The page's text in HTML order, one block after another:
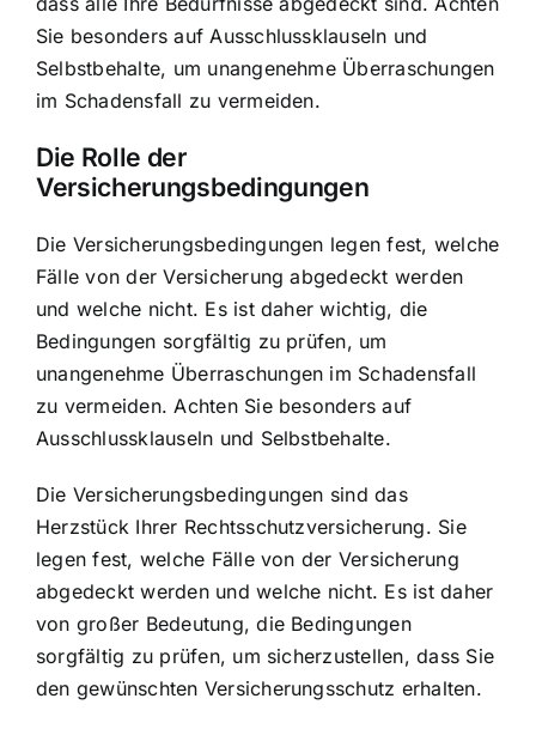
Sie besonders auf Ausschlussklauseln und
Selbstbehalte, um unangenehme Überraschungen
im Schadensfall zu vermeiden.
Die Rolle der
Versicherungsbedingungen
Die Versicherungsbedingungen legen fest, welche
Fälle von der Versicherung abgedeckt werden
und welche nicht. Es ist daher wichtig, die
Bedingungen sorgfältig zu prüfen, um
unangenehme Überraschungen im Schadensfall
zu vermeiden. Achten Sie besonders auf
Ausschlussklauseln und Selbstbehalte.
Die Versicherungsbedingungen sind das
Herzstück Ihrer Rechtsschutzversicherung. Sie
legen fest, welche Fälle von der Versicherung
abgedeckt werden und welche nicht. Es ist daher
von großer Bedeutung, die Bedingungen
sorgfältig zu prüfen, um sicherzustellen, dass Sie
den gewünschten Versicherungsschutz erhalten.